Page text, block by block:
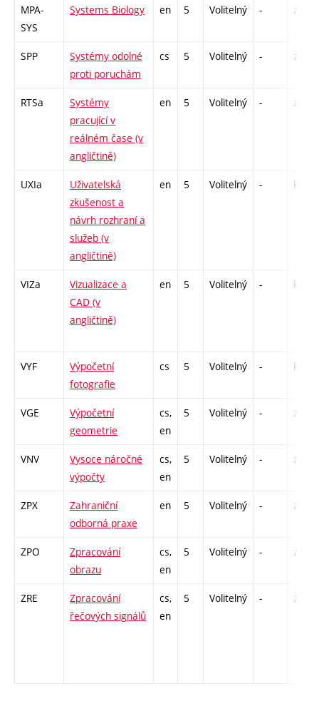
MPA-
SYS
Systems Biology en 5 Volitelný - zá,zk
SPP
Systémy odolné
proti poruchám
cs 5 Volitelný - zá,zk
RTSa
Systémy
pracující v
reálném čase (v
angličtině)
en 5 Volitelný - zk
UXIa
Uživatelská
zkušenost a
návrh rozhraní a
služeb (v
angličtině)
en 5 Volitelný - kl
VIZa
Vizualizace a
CAD (v
angličtině)
en 5 Volitelný - kl
VYF
Výpočetní
fotografie
cs 5 Volitelný - kl
VGE
Výpočetní
geometrie
cs,
en
5 Volitelný - zk
VNV
Vysoce náročné
výpočty
cs,
en
5 Volitelný - zk
ZPX
Zahraniční
odborná praxe
en 5 Volitelný - zá
ZPO
Zpracování
obrazu
cs,
en
5 Volitelný - zk
ZRE
Zpracování
řečových signálů
cs,
en
5 Volitelný - zk